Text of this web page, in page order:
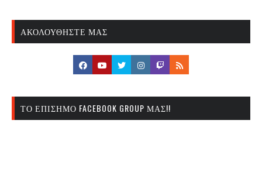
ΑΚΟΛΟΥΘΉΣΤΕ ΜΑΣ
ΤΟ ΕΠΊΣΗΜΟ FACEBOOK GROUP ΜΑΣ!!